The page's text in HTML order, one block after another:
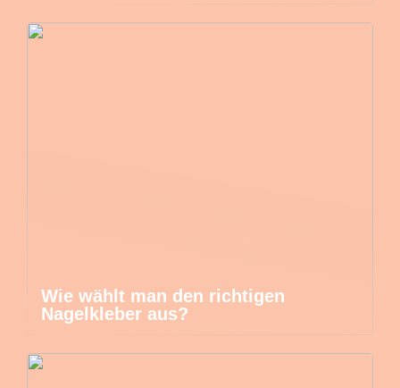
Wie wählt man den richtigen
Nagelkleber aus?